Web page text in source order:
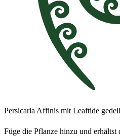
Persicaria Affinis mit Leaftide
Füge die Pflanze hinzu und